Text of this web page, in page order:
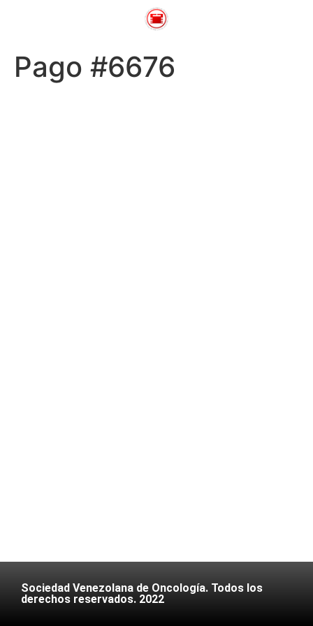
Pago #6676
Sociedad Venezolana de Oncología. Todos los
derechos reservados. 2022